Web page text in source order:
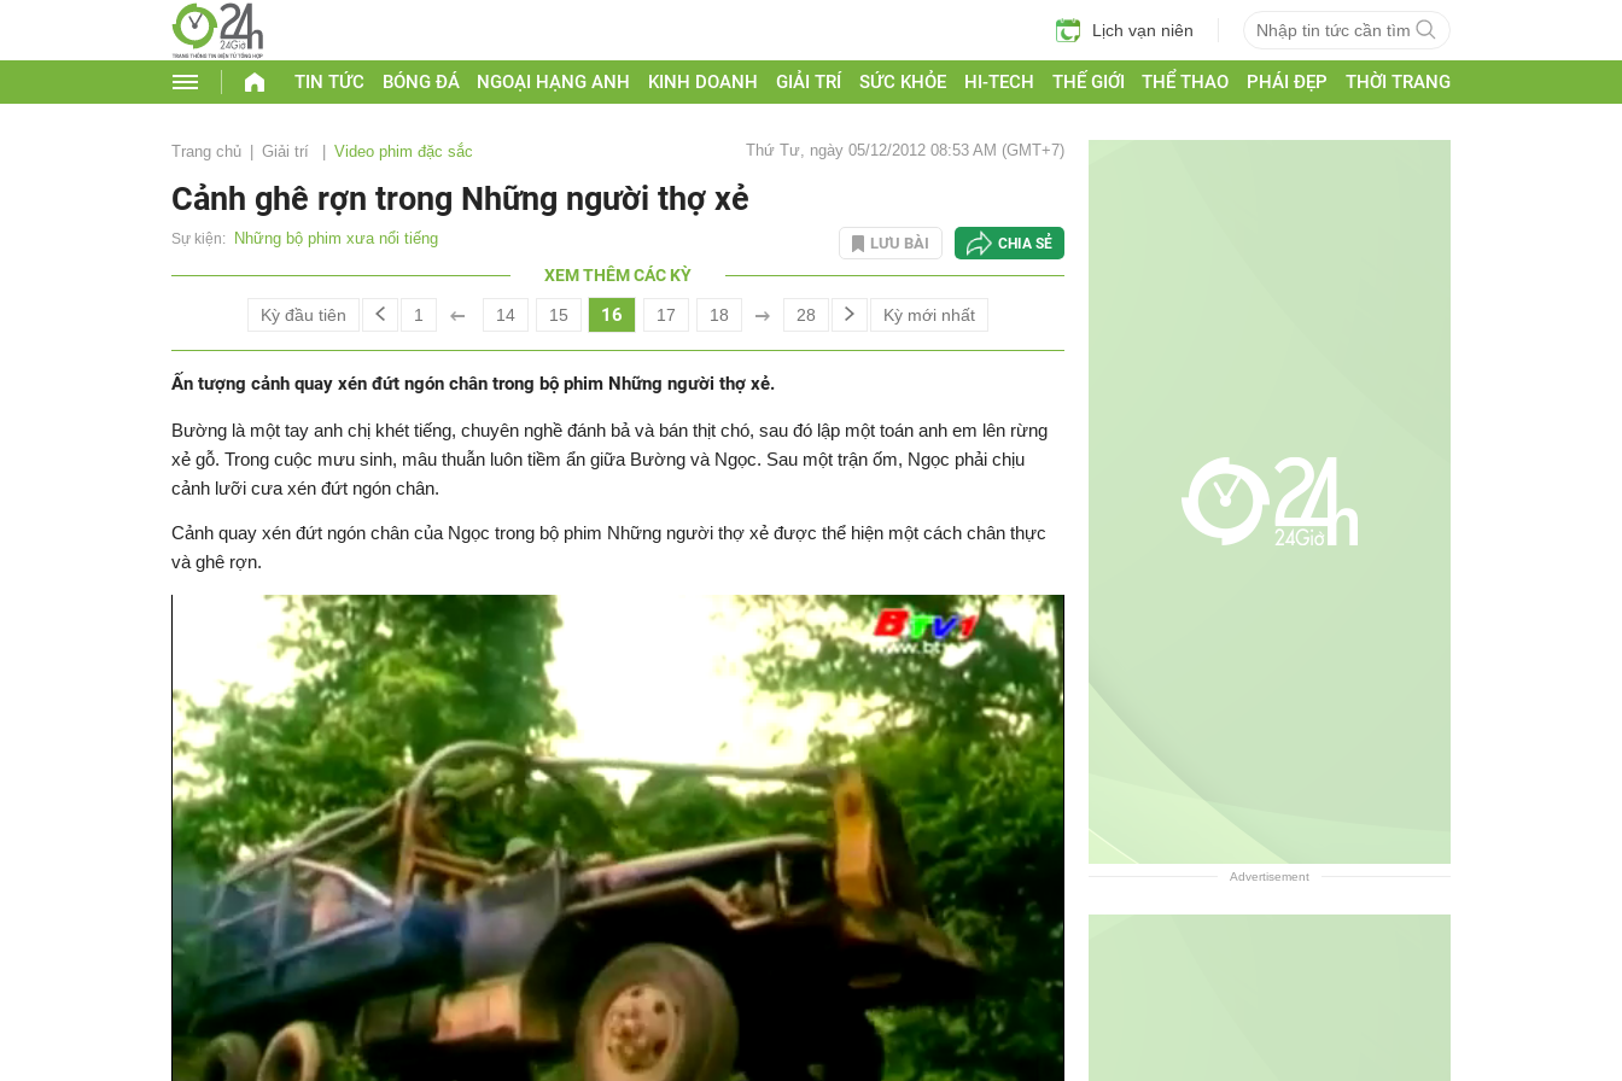
Lịch vạn niên
TIN TỨC BÓNG ĐÁ NGOẠI HẠNG ANH KINH DOANH GIẢI TRÍ SỨC KHỎE HI-TECH THẾ GIỚI THỂ THAO PHÁI ĐẸP THỜI TRANG
Trang chủ Giải trí Video phim đặc sắc Thứ Tư, ngày 05/12/2012 08:53 AM (GMT+7)
Cảnh ghê rợn trong Những người thợ xẻ
Sự kiện: Những bộ phim xưa nổi tiếng LƯU BÀI CHIA SẺ
XEM THÊM CÁC KỲ
Kỳ đầu tiên 1 14 15 16 17 18 28 Kỳ mới nhất
Ấn tượng cảnh quay xén đứt ngón chân trong bộ phim Những người thợ xẻ.
Bường là một tay anh chị khét tiếng, chuyên nghề đánh bả và bán thịt chó, sau đó lập một toán anh em lên rừng
xẻ gỗ. Trong cuộc mưu sinh, mâu thuẫn luôn tiềm ẩn giữa Bường và Ngọc. Sau một trận ốm, Ngọc phải chịu
cảnh lưỡi cưa xén đứt ngón chân.
Cảnh quay xén đứt ngón chân của Ngọc trong bộ phim Những người thợ xẻ được thể hiện một cách chân thực
và ghê rợn.
Advertisement